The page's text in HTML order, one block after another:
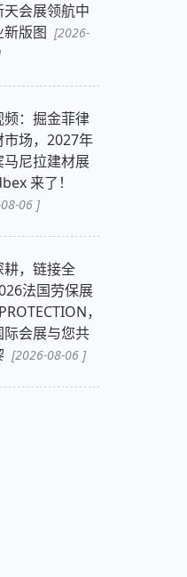
天会展领航中
新版图 [2026-
频：掘金菲律
市场，2027年
马尼拉建材展
来了！
06 ]
耕，链接全
法国劳保展
，
际会展与您共
[2026-08-06 ]